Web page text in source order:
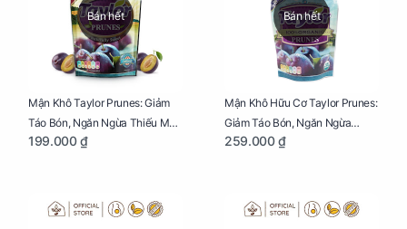
Bán hết
Mận Khô Taylor Prunes: Giảm
Táo Bón, Ngăn Ngừa Thiếu Máu
Cho Mẹ Bầu Túi 250g
199.000 ₫
Bán hết
Mận Khô Hữu Cơ Taylor Prunes:
Giảm Táo Bón, Ngăn Ngừa
Thiếu Máu Cho Mẹ Bầu Túi
259.000 ₫